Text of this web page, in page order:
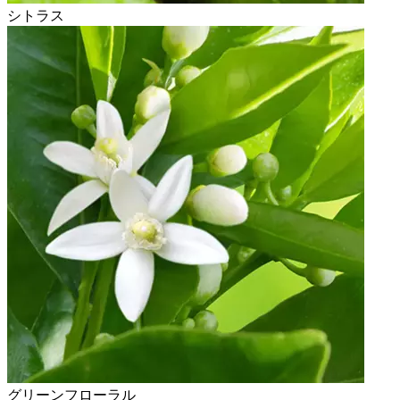
シトラス
グリーンフローラル